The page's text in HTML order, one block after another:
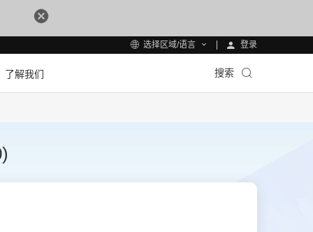
选择区域/语言 登录
了解我们 搜索